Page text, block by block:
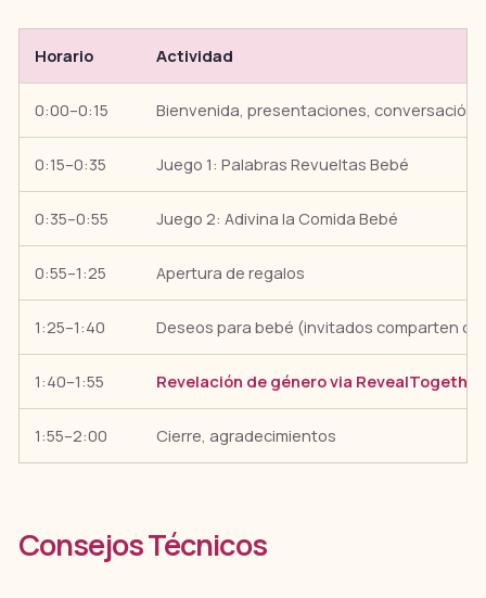
Horario Actividad
0:00–0:15 Bienvenida, presentaciones, conversación
0:15–0:35 Juego 1: Palabras Revueltas Bebé
0:35–0:55 Juego 2: Adivina la Comida Bebé
0:55–1:25 Apertura de regalos
1:25–1:40 Deseos para bebé (invitados comparten
1:40–1:55 Revelación de género via RevealTogether
1:55–2:00 Cierre, agradecimientos
Consejos Técnicos